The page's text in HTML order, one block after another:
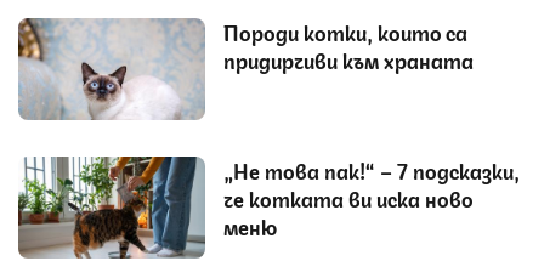
Породи котки, които са
придирчиви към храната
„Не това пак!“ – 7 подсказки,
че котката ви иска ново
меню